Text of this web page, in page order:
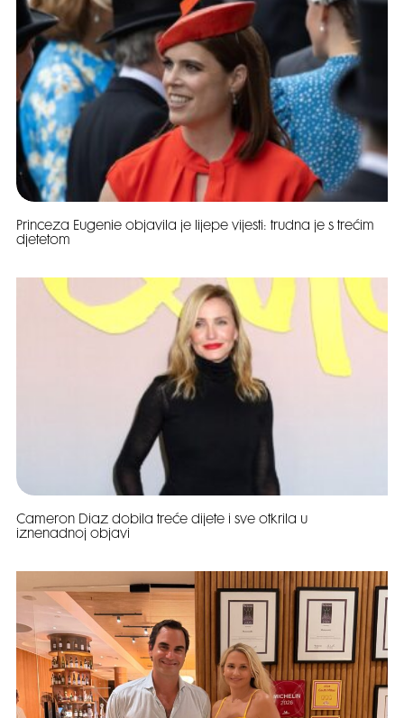
Princeza Eugenie objavila je lijepe vijesti: trudna je s trećim
djetetom
Cameron Diaz dobila treće dijete i sve otkrila u
iznenadnoj objavi